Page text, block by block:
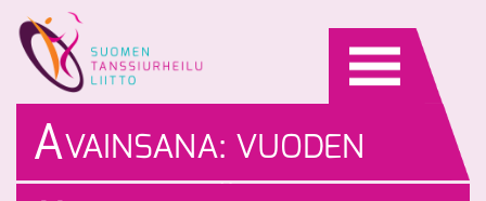
content
AVAINSANA: VUODEN